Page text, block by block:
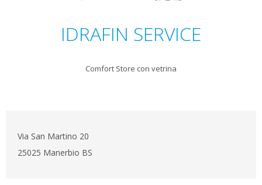
IDRAFIN SERVICE
Comfort Store con vetrina
Via San Martino 20
25025 Manerbio BS